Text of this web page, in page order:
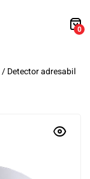
0
/ Detector adresabil